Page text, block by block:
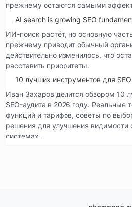
прежнему остаются самыми
AI search is growing SEO
ИИ-поиск растёт, но основную
прежнему приводит обычный
действительно изменилось, что
расставить приоритеты.
10 лучших инструментов для
Иван Захаров делится обзором 10
SEO-аудита в 2026 году. Реальные
функций и тарифов, советы по
решения для улучшения видимости
системах.